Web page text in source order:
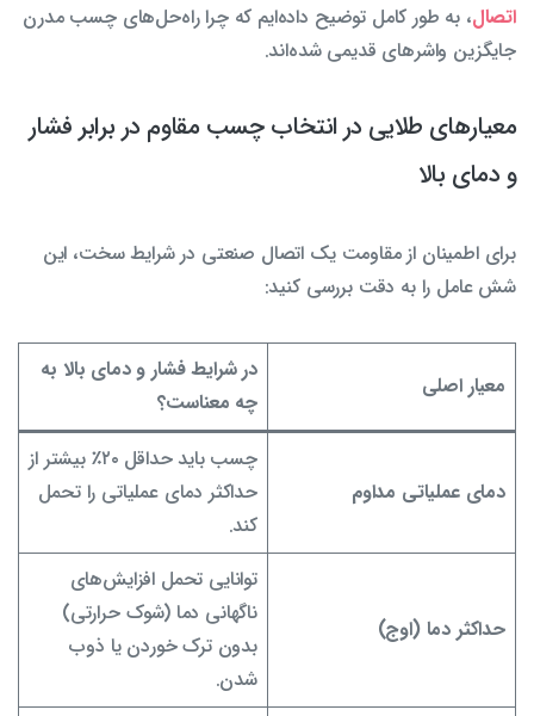
اتصال، به طور کامل توضیح داده‌ایم که چرا راه‌حل‌های چسب مدرن
جایگزین واشرهای قدیمی شده‌اند.
معیارهای طلایی در انتخاب چسب مقاوم در برابر فشار
و دمای بالا
برای اطمینان از مقاومت یک اتصال صنعتی در شرایط سخت، این
شش عامل را به دقت بررسی کنید:
معیار اصلی
در شرایط فشار و دمای بالا به
چه معناست؟
دمای عملیاتی مداوم
چسب باید حداقل ۲۰٪ بیشتر از
حداکثر دمای عملیاتی را تحمل
کند.
حداکثر دما (اوج)
توانایی تحمل افزایش‌های
ناگهانی دما (شوک حرارتی)
بدون ترک خوردن یا ذوب
شدن.